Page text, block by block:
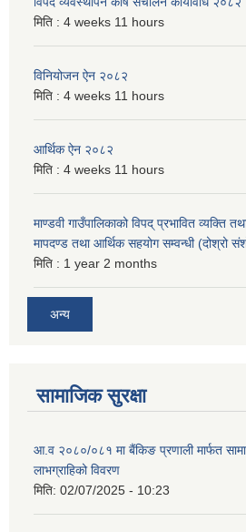
मिति : 4 weeks 11 hours
विनियोजन ऐन २०८२
मिति : 4 weeks 11 hours
आर्थिक ऐन २०८२
मिति : 4 weeks 11 hours
माण्डवी गाउँपालिकाको विपद् प्रभावित व्यक्ति
मापदण्ड तथा आर्थिक सहयोग सम्वन्धी (दोश्रो
मिति : 1 year 2 months
अन्य
सामाजिक सुरक्षा
आ.व २०८०/०८१ मा बैंकिङ प्रणाली मार्फत
लाभग्राहिको विवरण
मिति: 02/07/2025 - 10:23